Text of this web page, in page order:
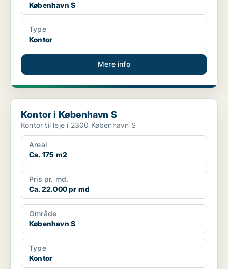
København S
Type
Kontor
Mere info
Kontor i København S
Kontor i København S
Kontor til leje i 2300 København S
Areal
Ca. 175 m2
Pris pr. md.
Ca. 22.000 pr md
Område
København S
Type
Kontor